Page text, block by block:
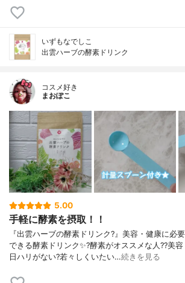
いずもなでしこ
出雲ハーブの酵素ドリンク
コスメ好き
まおぽこ
5.00
手軽に酵素を摂取！！
『出雲ハーブの酵素ドリンク?』美容・健康に必
できる酵素ドリンク✨?酵素がオススメな人??美
日ハリがない?若々しくいたい…続きを見る